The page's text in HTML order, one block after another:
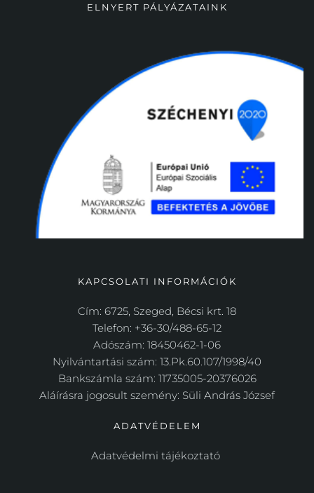
ELNYERT PÁLYÁZATAINK
KAPCSOLATI INFORMÁCIÓK
Cím: 6725, Szeged, Bécsi krt. 18
Telefon: +36-30/488-65-12
Adószám: 18450462-1-06
Nyilvántartási szám: 13.Pk.60.107/1998/40
Bankszámla szám: 11735005-20376026
Aláírásra jogosult szemény: Süli András József
ADATVÉDELEM
Adatvédelmi tájékoztató